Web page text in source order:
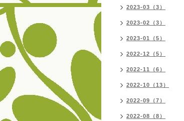
2023-03（3）
2023-02（3）
2023-01（5）
2022-12（5）
2022-11（6）
2022-10（13）
2022-09（7）
2022-08（8）